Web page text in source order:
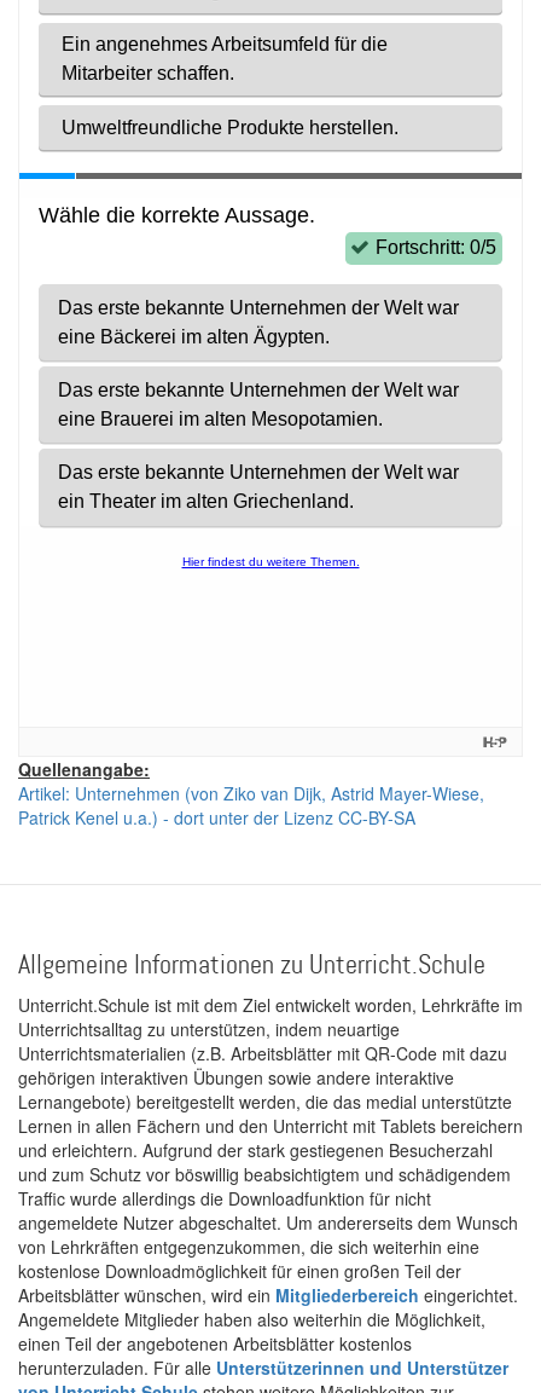
Quellenangabe:
Artikel: Unternehmen (von Ziko van Dijk, Astrid Mayer-Wiese,
Patrick Kenel u.a.) - dort unter der Lizenz CC-BY-SA
Allgemeine Informationen zu Unterricht.Schule
Unterricht.Schule ist mit dem Ziel entwickelt worden, Lehrkräfte im
Unterrichtsalltag zu unterstützen, indem neuartige
Unterrichtsmaterialien (z.B. Arbeitsblätter mit QR-Code mit dazu
gehörigen interaktiven Übungen sowie andere interaktive
Lernangebote) bereitgestellt werden, die das medial unterstützte
Lernen in allen Fächern und den Unterricht mit Tablets bereichern
und erleichtern. Aufgrund der stark gestiegenen Besucherzahl
und zum Schutz vor böswillig beabsichtigtem und schädigendem
Traffic wurde allerdings die Downloadfunktion für nicht
angemeldete Nutzer abgeschaltet. Um andererseits dem Wunsch
von Lehrkräften entgegenzukommen, die sich weiterhin eine
kostenlose Downloadmöglichkeit für einen großen Teil der
Arbeitsblätter wünschen, wird ein Mitgliederbereich eingerichtet.
Angemeldete Mitglieder haben also weiterhin die Möglichkeit,
einen Teil der angebotenen Arbeitsblätter kostenlos
herunterzuladen. Für alle Unterstützerinnen und Unterstützer